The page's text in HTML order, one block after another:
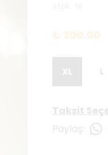
₺ 300.00
XL L
Taksit
Paylaş